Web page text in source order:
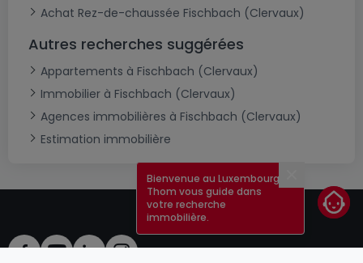
Achat Rez-de-chaussée Fischbach (Clervaux)
Autres recherches suggérées
Appartements à Fischbach (Clervaux)
Immobilier à Fischbach (Clervaux)
Agences immobilières à Fischbach (Clervaux)
Estimation immobilière
Fermer
Bienvenue au Luxembourg !
Thom vous guide dans
votre recherche
immobilière.